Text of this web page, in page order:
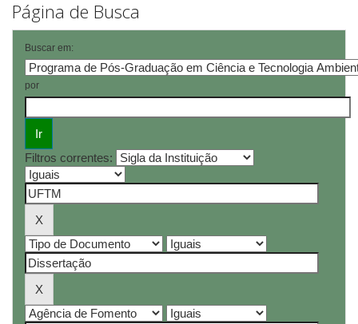
Página de Busca
Buscar em:
por
Filtros correntes: